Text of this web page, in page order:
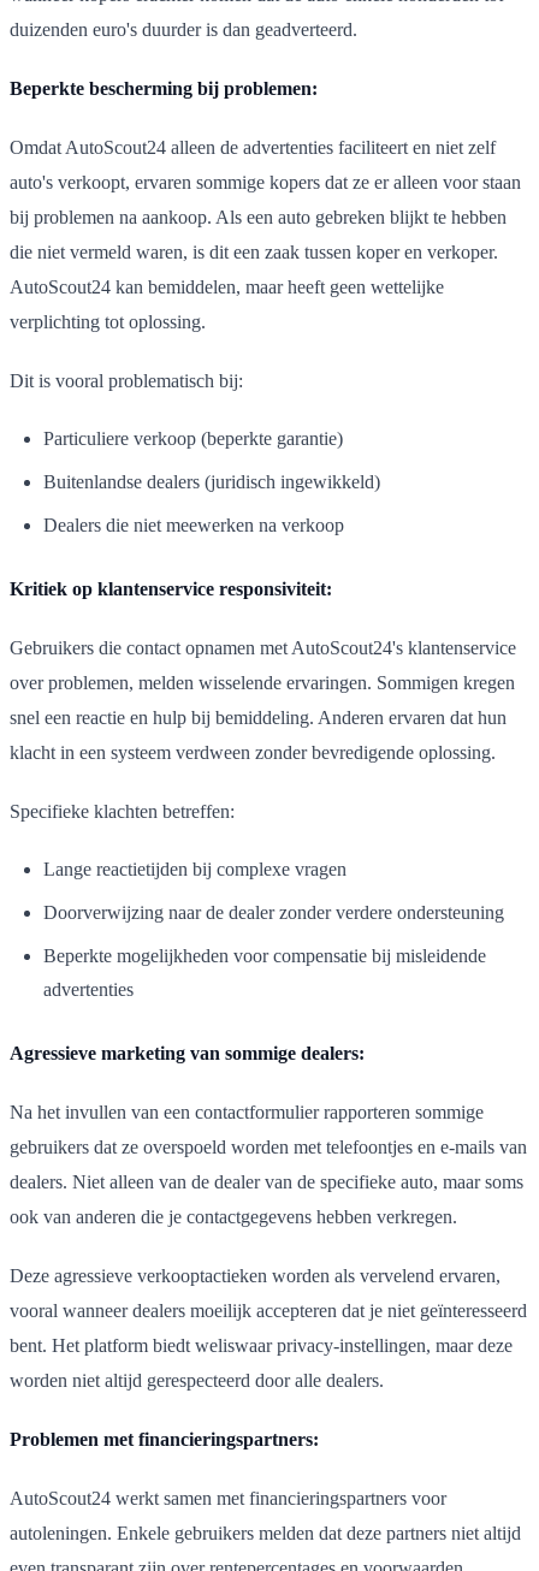
duizenden euro's duurder is dan geadverteerd.
Beperkte bescherming bij problemen:
Omdat AutoScout24 alleen de advertenties faciliteert en niet zelf
auto's verkoopt, ervaren sommige kopers dat ze er alleen voor staan
bij problemen na aankoop. Als een auto gebreken blijkt te hebben
die niet vermeld waren, is dit een zaak tussen koper en verkoper.
AutoScout24 kan bemiddelen, maar heeft geen wettelijke
verplichting tot oplossing.
Dit is vooral problematisch bij:
Particuliere verkoop (beperkte garantie)
Buitenlandse dealers (juridisch ingewikkeld)
Dealers die niet meewerken na verkoop
Kritiek op klantenservice responsiviteit:
Gebruikers die contact opnamen met AutoScout24's klantenservice
over problemen, melden wisselende ervaringen. Sommigen kregen
snel een reactie en hulp bij bemiddeling. Anderen ervaren dat hun
klacht in een systeem verdween zonder bevredigende oplossing.
Specifieke klachten betreffen:
Lange reactietijden bij complexe vragen
Doorverwijzing naar de dealer zonder verdere ondersteuning
Beperkte mogelijkheden voor compensatie bij misleidende
advertenties
Agressieve marketing van sommige dealers:
Na het invullen van een contactformulier rapporteren sommige
gebruikers dat ze overspoeld worden met telefoontjes en e-mails van
dealers. Niet alleen van de dealer van de specifieke auto, maar soms
ook van anderen die je contactgegevens hebben verkregen.
Deze agressieve verkooptactieken worden als vervelend ervaren,
vooral wanneer dealers moeilijk accepteren dat je niet geïnteresseerd
bent. Het platform biedt weliswaar privacy-instellingen, maar deze
worden niet altijd gerespecteerd door alle dealers.
Problemen met financieringspartners:
AutoScout24 werkt samen met financieringspartners voor
autoleningen. Enkele gebruikers melden dat deze partners niet altijd